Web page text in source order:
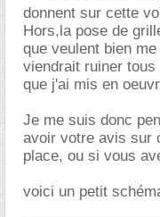
donnent sur cette
Hors,la pose de
que veulent bien
viendrait ruiner tous
que j'ai mis en
Je me suis donc
avoir votre avis sur
place, ou si vous
voici un petit